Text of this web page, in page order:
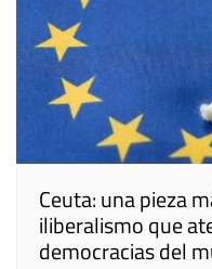
Ceuta: una pieza
iliberalismo que
democracias del